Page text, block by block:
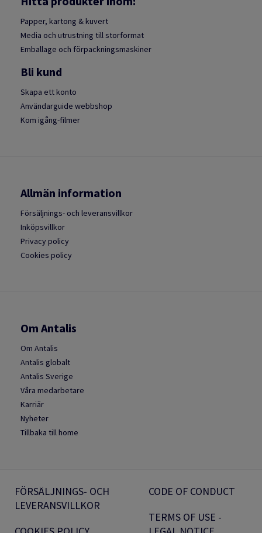
Papper, kartong & kuvert
Media och utrustning till storformat
Emballage och förpackningsmaskiner
Bli kund
Skapa ett konto
Användarguide webbshop
Kom igång-filmer
Allmän information
Försäljnings- och leveransvillkor
Inköpsvillkor
Privacy policy
Cookies policy
Om Antalis
Om Antalis
Antalis globalt
Antalis Sverige
Våra medarbetare
Karriär
Nyheter
Tillbaka till home
FÖRSÄLJNINGS- OCH
LEVERANSVILLKOR
CODE OF CONDUCT
TERMS OF USE -